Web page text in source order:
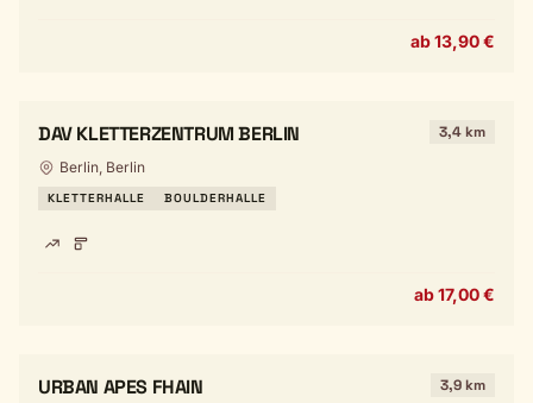
ab 13,90 €
DAV KLETTERZENTRUM BERLIN 3,4 km
Berlin, Berlin
KLETTERHALLE BOULDERHALLE
ab 17,00 €
URBAN APES FHAIN 3,9 km